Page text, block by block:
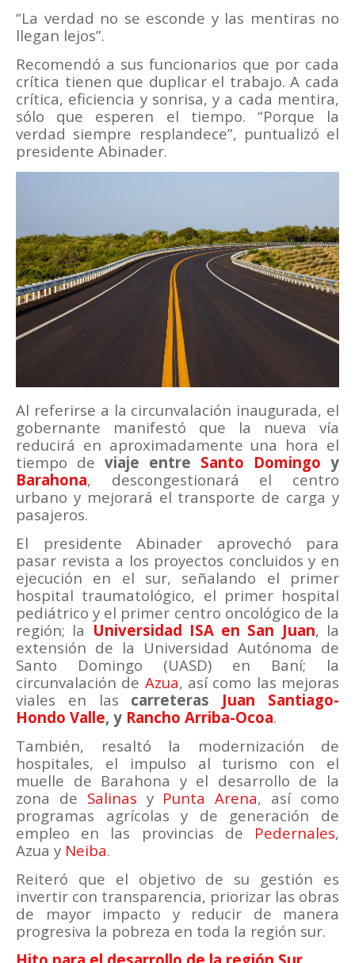
“La verdad no se esconde y las mentiras no
llegan lejos”.
Recomendó a sus funcionarios que por cada
crítica tienen que duplicar el trabajo. A cada
crítica, eficiencia y sonrisa, y a cada mentira,
sólo que esperen el tiempo. “Porque la
verdad siempre resplandece”, puntualizó el
presidente Abinader.
Al referirse a la circunvalación inaugurada, el
gobernante manifestó que la nueva vía
reducirá en aproximadamente una hora el
tiempo de viaje entre Santo Domingo y
Barahona, descongestionará el centro
urbano y mejorará el transporte de carga y
pasajeros.
El presidente Abinader aprovechó para
pasar revista a los proyectos concluidos y en
ejecución en el sur, señalando el primer
hospital traumatológico, el primer hospital
pediátrico y el primer centro oncológico de la
región; la Universidad ISA en San Juan, la
extensión de la Universidad Autónoma de
Santo Domingo (UASD) en Baní; la
circunvalación de Azua, así como las mejoras
viales en las carreteras Juan Santiago-
Hondo Valle, y Rancho Arriba-Ocoa.
También, resaltó la modernización de
hospitales, el impulso al turismo con el
muelle de Barahona y el desarrollo de la
zona de Salinas y Punta Arena, así como
programas agrícolas y de generación de
empleo en las provincias de Pedernales,
Azua y Neiba.
Reiteró que el objetivo de su gestión es
invertir con transparencia, priorizar las obras
de mayor impacto y reducir de manera
progresiva la pobreza en toda la región sur.